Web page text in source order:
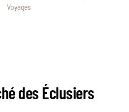
Voyages
des Éclusiers